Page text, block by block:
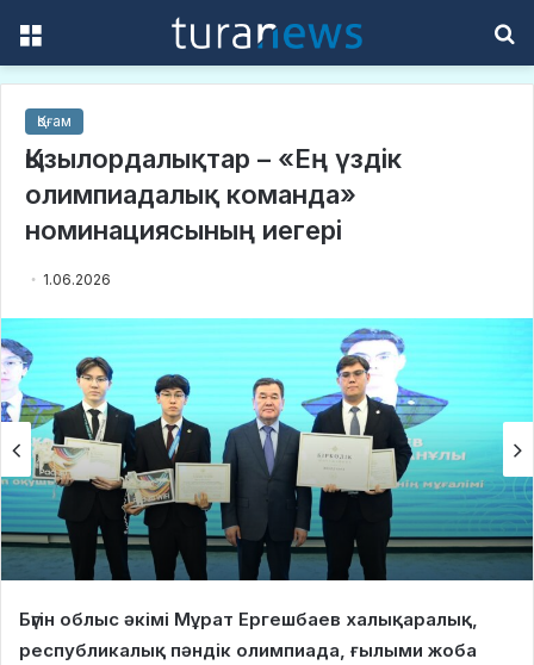
Қоғам
Қызылордалықтар – «Ең үздік
олимпиадалық команда»
номинациясының иегері
1.06.2026
Бүгін облыс әкімі Мұрат Ергешбаев халықаралық,
республикалық пәндік олимпиада, ғылыми жоба